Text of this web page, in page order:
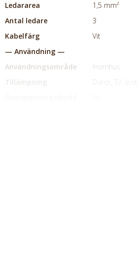
Ledararea
1,5 mm²
Antal ledare
3
Kabelfärg
Vit
— Användning —
Användningsområde
Inomhus
Tillämpning
Dator, TV,